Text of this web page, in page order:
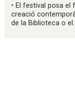
• El festival posa
creació
de la Biblioteca o